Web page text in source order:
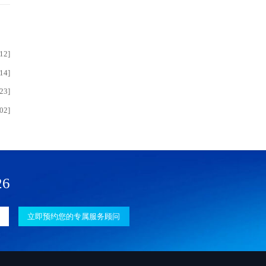
立即预约您的专属服务顾问